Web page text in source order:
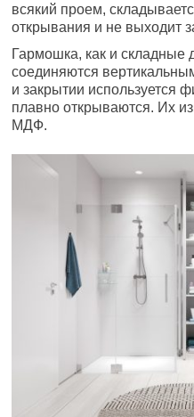
всякий проем,
открывания и не выходит
Гармошка, как и
соединяются
и закрытии используется
плавно открываются. Их
МДФ.